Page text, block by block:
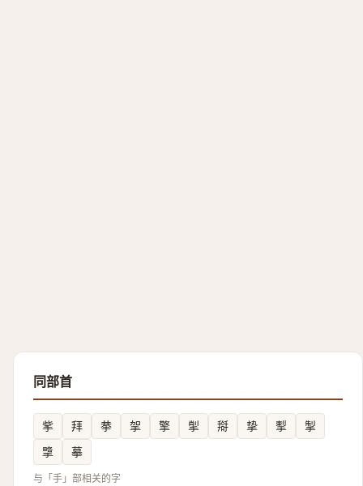
同部首
㧘 拜 拲 㧝 擎 揱 搿 挚 揧
掣
㨼
摹
与「手」部相关的字